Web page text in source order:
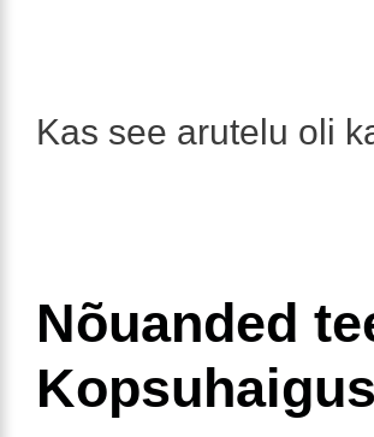
Kas see arutelu oli
Nõuanded